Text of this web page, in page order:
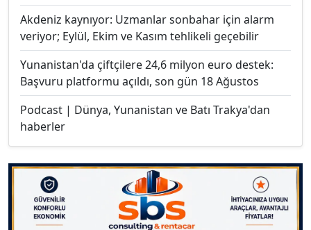
Akdeniz kaynıyor: Uzmanlar sonbahar için alarm
veriyor; Eylül, Ekim ve Kasım tehlikeli geçebilir
Yunanistan'da çiftçilere 24,6 milyon euro destek:
Başvuru platformu açıldı, son gün 18 Ağustos
Podcast | Dünya, Yunanistan ve Batı Trakya'dan
haberler